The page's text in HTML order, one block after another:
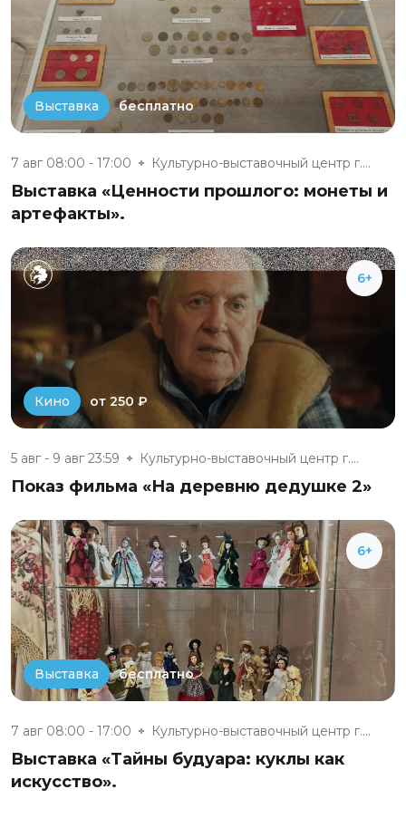
Выставка бесплатно
7 авг 08:00 - 17:00 Культурно-выставочный центр г....
Выставка «Ценности прошлого: монеты и
артефакты».
6+
Кино от 250 ₽
5 авг - 9 авг 23:59 Культурно-выставочный центр г....
Показ фильма «На деревню дедушке 2»
6+
Выставка бесплатно
7 авг 08:00 - 17:00 Культурно-выставочный центр г....
Выставка «Тайны будуара: куклы как
искусство».